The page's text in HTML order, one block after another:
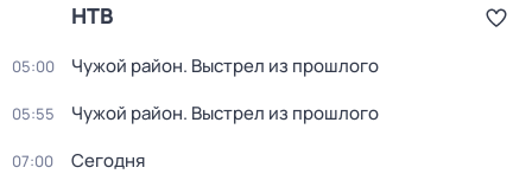
НТВ
05:00 Чужой район. Выстрел из прошлого
05:55 Чужой район. Выстрел из прошлого
07:00 Сегодня